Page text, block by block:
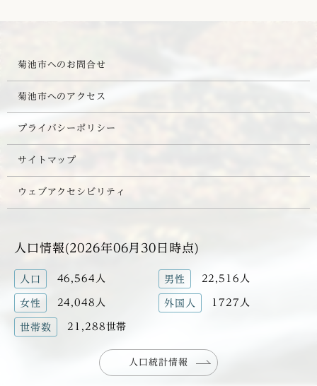
菊池市へのお問合せ
菊池市へのアクセス
プライバシーポリシー
サイトマップ
ウェブアクセシビリティ
人口情報(2026年06月30日時点)
人口 46,564人 男性 22,516人
女性 24,048人 外国人 1727人
世帯数 21,288世帯
人口統計情報